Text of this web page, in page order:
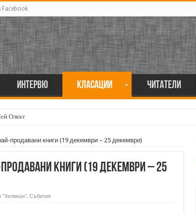
Facebook
Интервю Класации Читатели
Олкът
продавани книги (19 декември – 25 декември)
книги (19 декември – 25
"Хеликон", Събития